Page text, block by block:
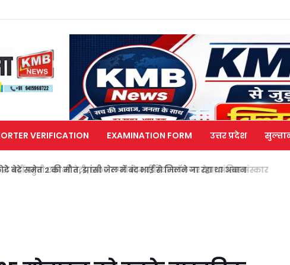
VERIFICATION EXAMINATION FORM उत्तर प्रदेश
समेत 2 की मौत, झांसी जेल में बंद भाई से मिलने जा रहा था अबान